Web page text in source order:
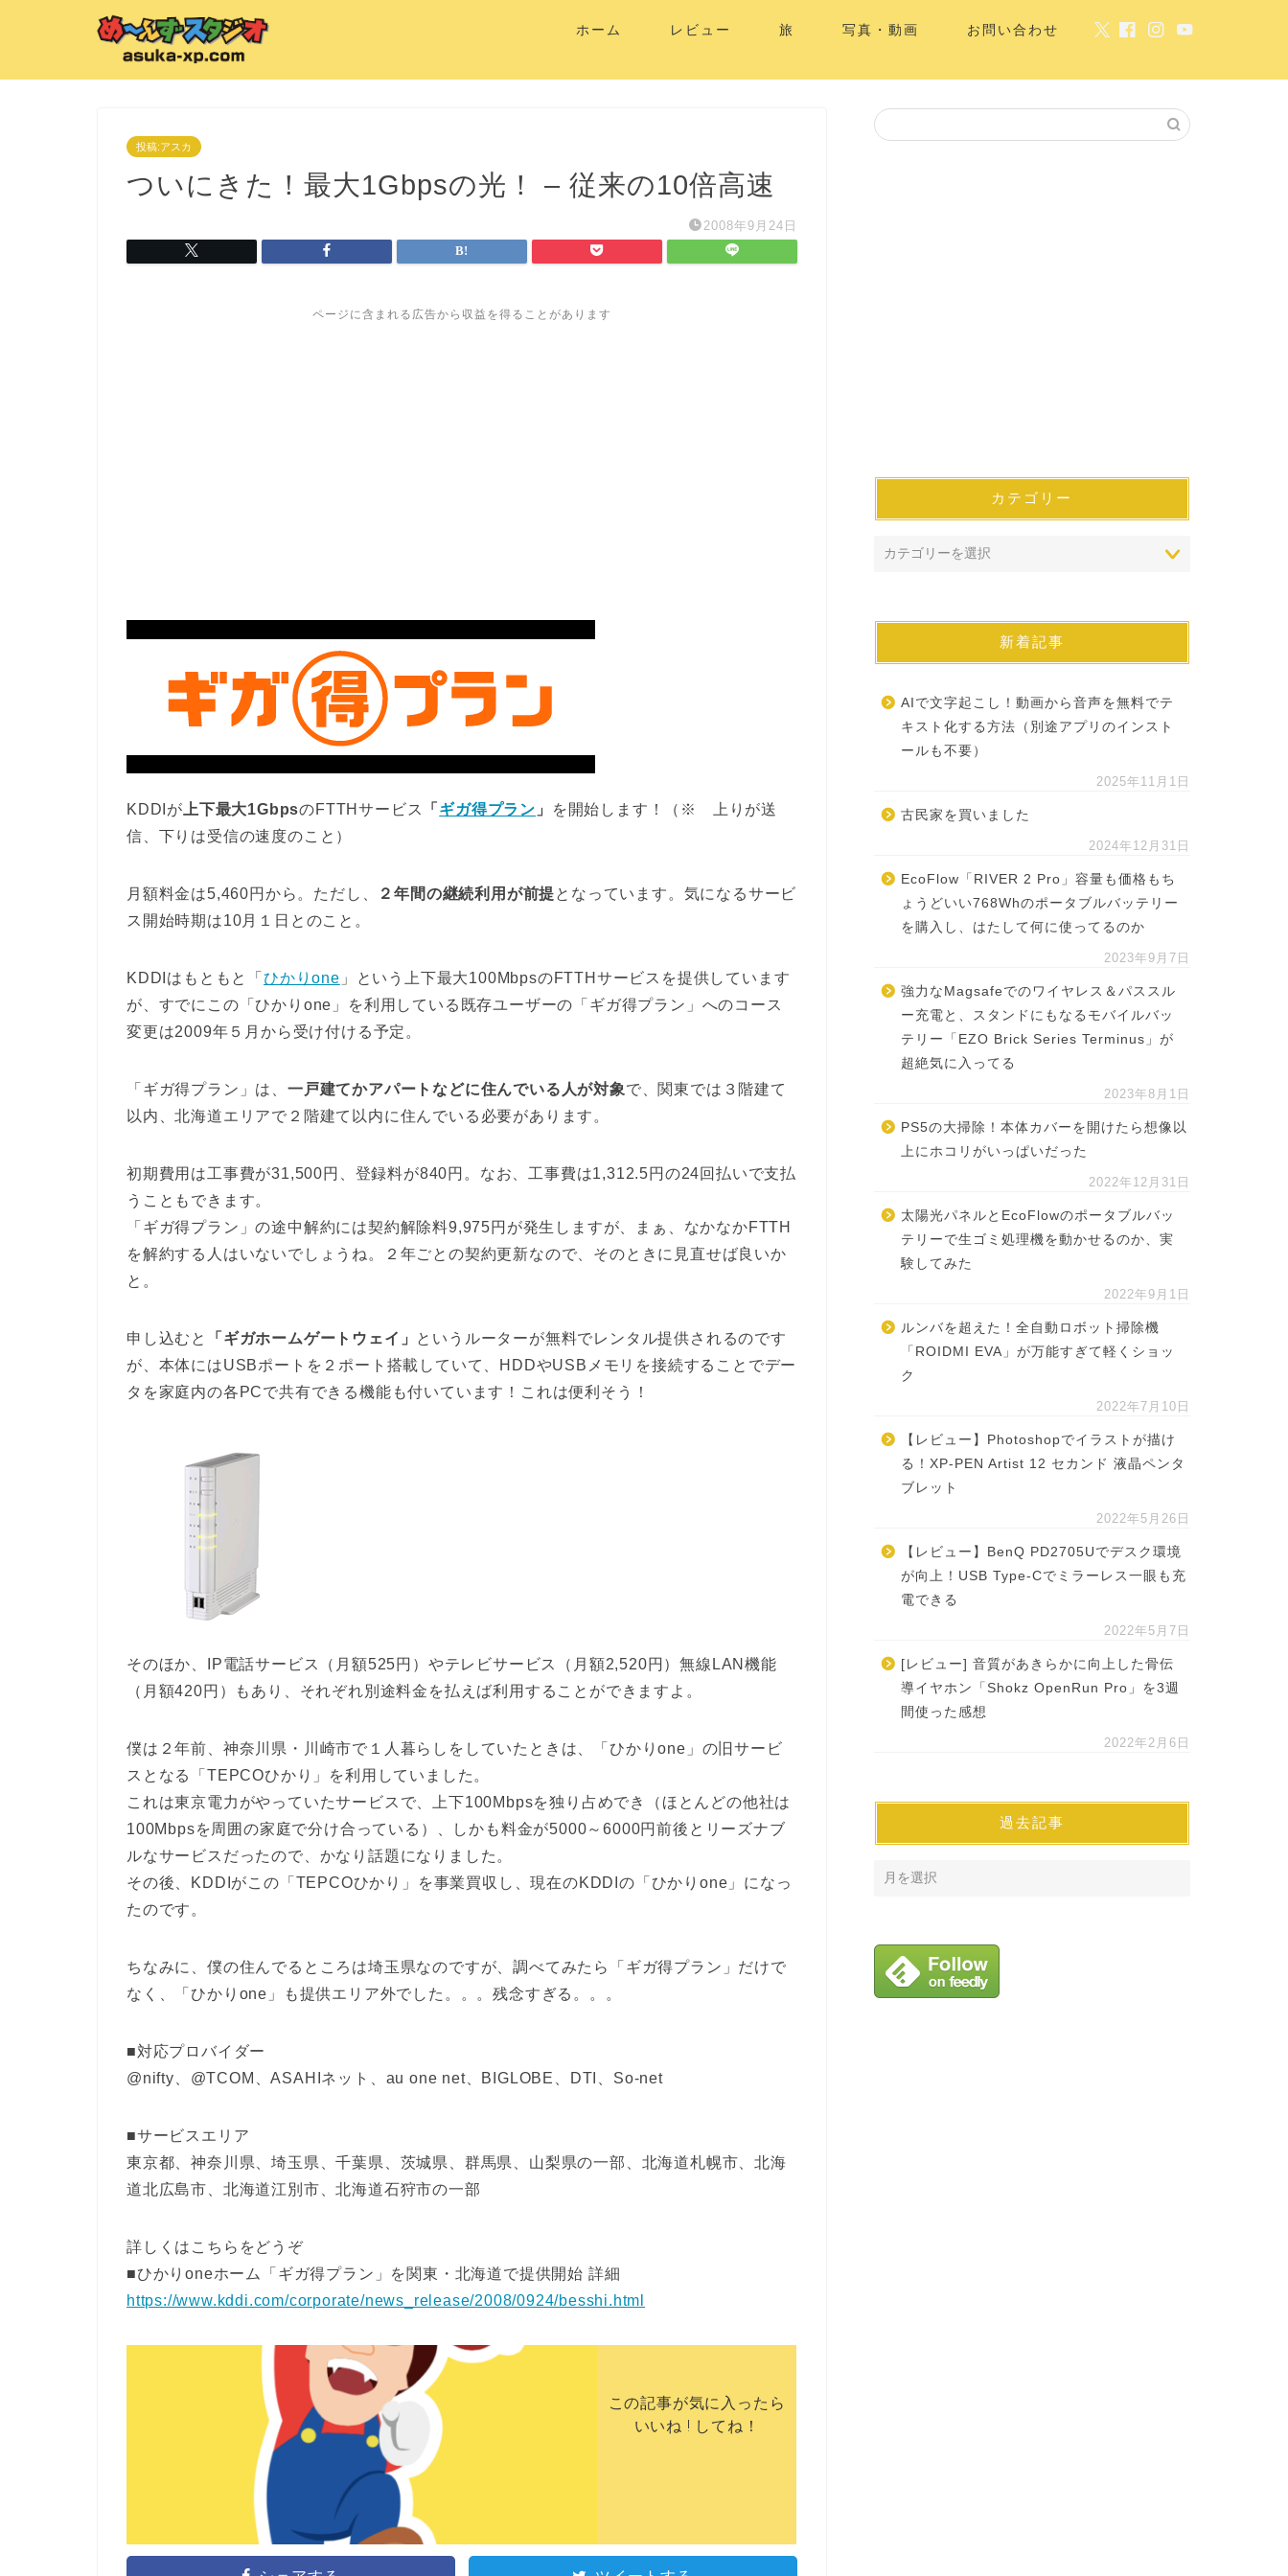
ホーム レビュー 旅 写真・動画 お問い合わせ
投稿:アスカ
ついにきた！最大1Gbpsの光！ – 従来の10倍高速
2008年9月24日
ページに含まれる広告から収益を得ることがあります
KDDIが 上下最大1GbpsのFTTHサービス 「 ギガ得プラン 」
を開始します！（※ 上りが送
信、下りは受信の速度のこと）
月額料金は5,460円から。ただし、 ２年間の継続利用が前提となっています。気になるサービ
ス開始時期は10月１日とのこと。
KDDIはもともと「 ひかりone 」という上下最大100MbpsのFTTHサービスを提供しています
が、すでにこの「ひかりone」を利用している既存ユーザーの「ギガ得プラン」へのコース
変更は2009年５月から受け付ける予定。
「ギガ得プラン」は、 一戸建てかアパートなどに住んでいる人が対象で、関東では３階建て
以内、北海道エリアで２階建て以内に住んでいる必要があります。
初期費用は工事費が31,500円、登録料が840円。なお、工事費は1,312.5円の24回払いで支払
うこともできます。
「ギガ得プラン」の途中解約には契約解除料9,975円が発生しますが、まぁ、なかなかFTTH
を解約する人はいないでしょうね。２年ごとの契約更新なので、そのときに見直せば良いか
と。
申し込むと 「ギガホームゲートウェイ」 というルーターが無料でレンタル提供されるのです
が、本体にはUSBポートを２ポート搭載していて、HDDやUSBメモリを接続することでデー
タを家庭内の各PCで共有できる機能も付いています！これは便利そう！
そのほか、IP電話サービス（月額525円）やテレビサービス（月額2,520円）無線LAN機能
（月額420円）もあり、それぞれ別途料金を払えば利用することができますよ。
僕は２年前、神奈川県・川崎市で１人暮らしをしていたときは、「ひかりone」の旧サービ
スとなる「TEPCOひかり」を利用していました。
これは東京電力がやっていたサービスで、上下100Mbpsを独り占めでき（ほとんどの他社は
100Mbpsを周囲の家庭で分け合っている）、しかも料金が5000～6000円前後とリーズナブ
ルなサービスだったので、かなり話題になりました。
その後、KDDIがこの「TEPCOひかり」を事業買収し、現在のKDDIの「ひかりone」になっ
たのです。
ちなみに、僕の住んでるところは埼玉県なのですが、調べてみたら「ギガ得プラン」だけで
なく、「ひかりone」も提供エリア外でした。。。残念すぎる。。。
■対応プロバイダー
@nifty、@TCOM、ASAHIネット、au one net、BIGLOBE、DTI、So-net
■サービスエリア
東京都、神奈川県、埼玉県、千葉県、茨城県、群馬県、山梨県の一部、北海道札幌市、北海
道北広島市、北海道江別市、北海道石狩市の一部
詳しくはこちらをどうぞ
■ひかりoneホーム「ギガ得プラン」を関東・北海道で提供開始 詳細
https://www.kddi.com/corporate/news_release/2008/0924/besshi.html
この記事が気に入ったら
いいね ! してね！
カテゴリー
新着記事
AIで文字起こし！動画から音声を無料でテ
キスト化する方法（別途アプリのインスト
ールも不要）
2025年11月1日
古民家を買いました
2024年12月31日
EcoFlow「RIVER 2 Pro」容量も価格もち
ょうどいい768Whのポータブルバッテリー
を購入し、はたして何に使ってるのか
2023年9月7日
強力なMagsafeでのワイヤレス＆パススル
ー充電と、スタンドにもなるモバイルバッ
テリー「EZO Brick Series Terminus」が
超絶気に入ってる
2023年8月1日
PS5の大掃除！本体カバーを開けたら想像以
上にホコリがいっぱいだった
2022年12月31日
太陽光パネルとEcoFlowのポータブルバッ
テリーで生ゴミ処理機を動かせるのか、実
験してみた
2022年9月1日
ルンバを超えた！全自動ロボット掃除機
「ROIDMI EVA」が万能すぎて軽くショッ
ク
2022年7月10日
【レビュー】Photoshopでイラストが描け
る！XP-PEN Artist 12 セカンド 液晶ペンタ
ブレット
2022年5月26日
【レビュー】BenQ PD2705Uでデスク環境
が向上！USB Type-Cでミラーレス一眼も充
電できる
2022年5月7日
[レビュー] 音質があきらかに向上した骨伝
導イヤホン「Shokz OpenRun Pro」を3週
間使った感想
2022年2月6日
過去記事